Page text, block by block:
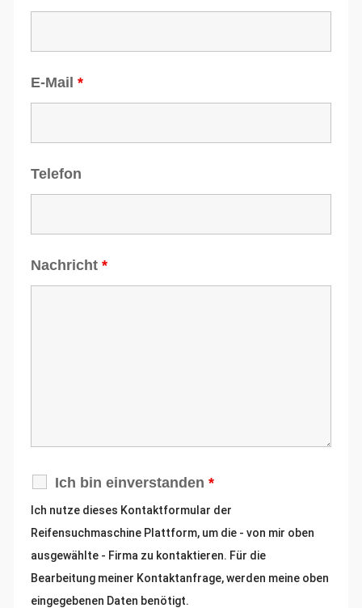
E-Mail *
Telefon
Nachricht *
Ich bin einverstanden *
Ich nutze dieses Kontaktformular der
Reifensuchmaschine Plattform, um die - von mir oben
ausgewählte - Firma zu kontaktieren. Für die
Bearbeitung meiner Kontaktanfrage, werden meine oben
eingegebenen Daten benötigt.